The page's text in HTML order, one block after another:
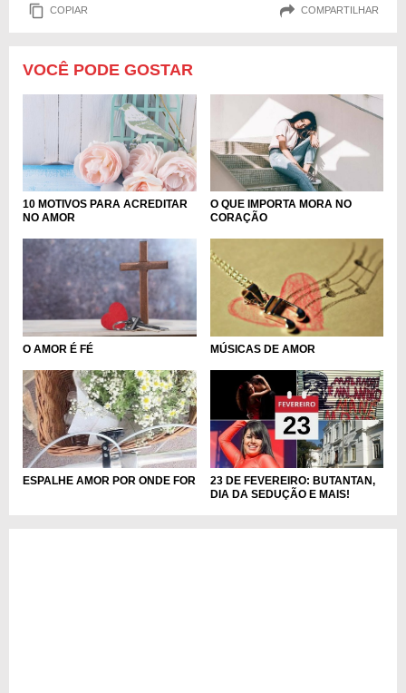
COPIAR COMPARTILHAR
VOCÊ PODE GOSTAR
10 MOTIVOS PARA ACREDITAR
NO AMOR
O QUE IMPORTA MORA NO
CORAÇÃO
O AMOR É FÉ MÚSICAS DE AMOR
ESPALHE AMOR POR ONDE FOR
23 DE FEVEREIRO: BUTANTAN,
DIA DA SEDUÇÃO E MAIS!